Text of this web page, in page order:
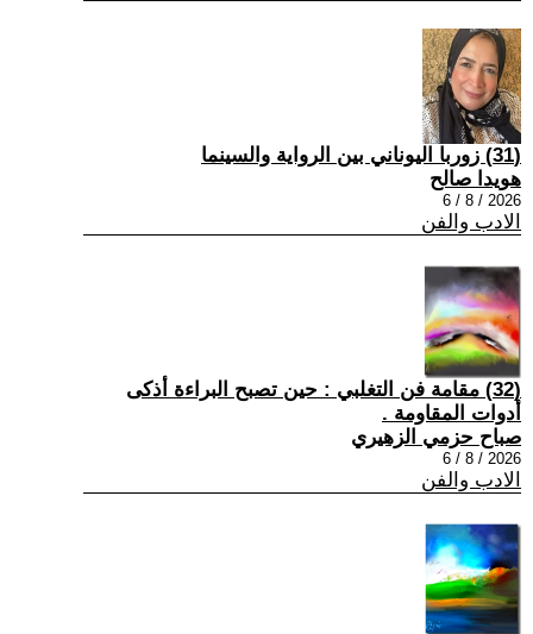
(31) زوربا اليوناني بين الرواية والسينما
هويدا صالح
2026 / 8 / 6
الادب والفن
(32) مقامة فن التغلبي : حين تصبح البراءة أذكى
أدوات المقاومة .
صباح حزمي الزهيري
2026 / 8 / 6
الادب والفن